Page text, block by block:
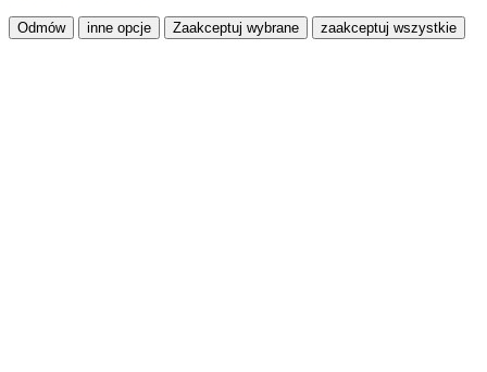
Odmów inne opcje Zaakceptuj wybrane zaakceptuj wszystkie